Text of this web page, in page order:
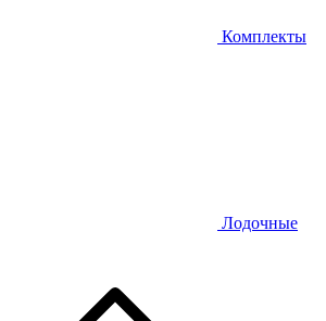
Комплекты
Лодочные